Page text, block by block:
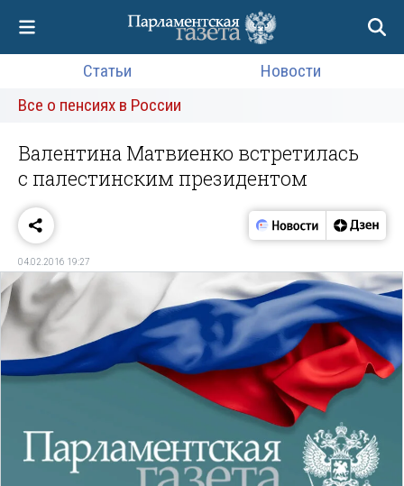
Статьи
Новости
Все о пенсиях в России
Валентина Матвиенко встретилась
с палестинским президентом
04.02.2016 19:27